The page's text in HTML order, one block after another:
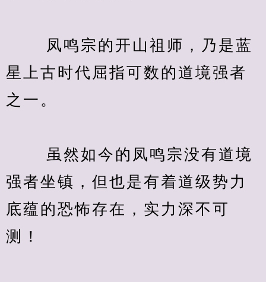
凤鸣宗的开山祖师，乃是蓝
星上古时代屈指可数的道境强者
之一。
虽然如今的凤鸣宗没有道境
强者坐镇，但也是有着道级势力
底蕴的恐怖存在，实力深不可
测！